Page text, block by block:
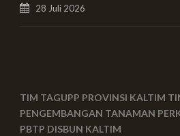
28 Juli 2026
TIM TAGUPP PROVINSI KALTIM
PENGEMBANGAN TANAMAN
PBTP DISBUN KALTIM